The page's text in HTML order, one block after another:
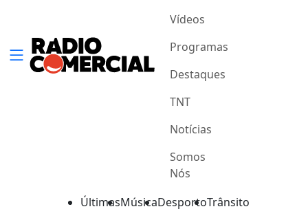
Vídeos
Programas
Destaques
TNT
Notícias
Somos
Nós
ÚltimasMúsicaDesportoTrânsito